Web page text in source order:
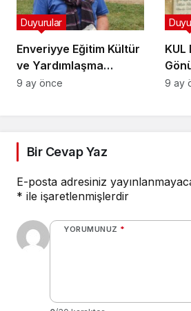
Enveriyye Eğitim Kültür
ve Yardımlaşma
Derneği üyelerinden
Hakkın rahmetine
kavuşmuştur.
Duyurular
9 ay önce
KUL
9 ay
Bir Cevap Yaz
E-posta adresiniz
* ile işaretlenmişlerdir
YORUMUNUZ *